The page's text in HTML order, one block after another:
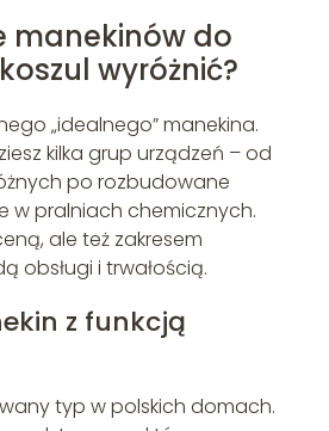
manekinów do
wyróżnić?
„idealnego” manekina.
kilka grup urządzeń – od
po rozbudowane
w pralniach chemicznych.
ale też zakresem
obsługi i trwałością.
z funkcją
typ w polskich domach.